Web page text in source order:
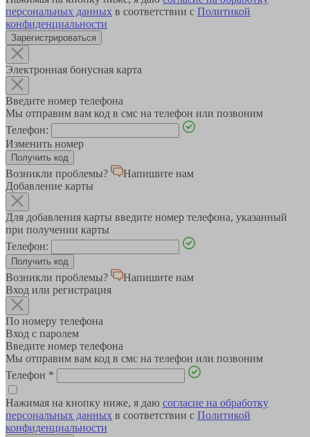
персональных данных в соответствии с Политикой
конфиденциальности
Зарегистрироваться
Электронная бонусная карта
Введите номер телефона
Мы отправим вам код в смс на телефон или позвоним
Телефон:
Изменить номер
Возникли проблемы?
Напишите нам
Добавление карты
Для добавления карты введите номер телефона, указанный
при получении карты
Телефон:
Возникли проблемы?
Напишите нам
Вход или регистрация
По номеру телефона
Вход с паролем
Введите номер телефона
Мы отправим вам код в смс на телефон или позвоним
Телефон *
Нажимая на кнопку ниже, я даю согласие на обработку
персональных данных в соответствии с Политикой
конфиденциальности